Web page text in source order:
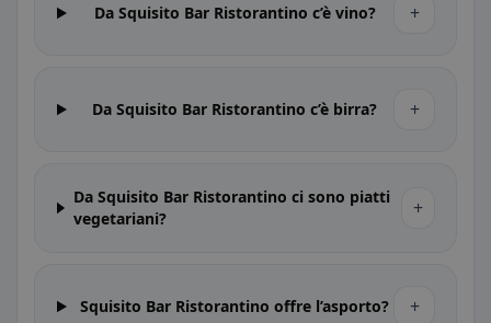
Da Squisito Bar Ristorantino c’è vino? +
Da Squisito Bar Ristorantino c’è birra? +
Da Squisito Bar Ristorantino ci sono piatti
vegetariani?
+
Squisito Bar Ristorantino offre l’asporto? +